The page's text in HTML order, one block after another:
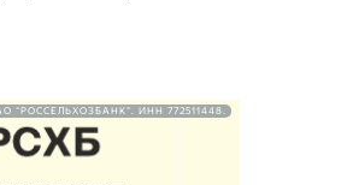
"РОССЕЛЬХОЗБАНК". ИНН 772511448.